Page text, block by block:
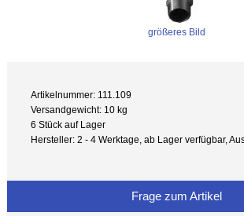
größeres Bild
Artikelnummer: 111.109
Versandgewicht: 10 kg
6 Stück auf Lager
Hersteller: 2 - 4 Werktage, ab Lager verfügbar,
Frage zum Artikel